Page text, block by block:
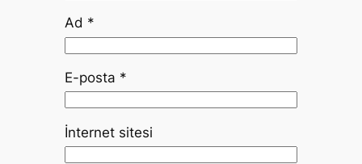
Ad *
E-posta *
İnternet sitesi